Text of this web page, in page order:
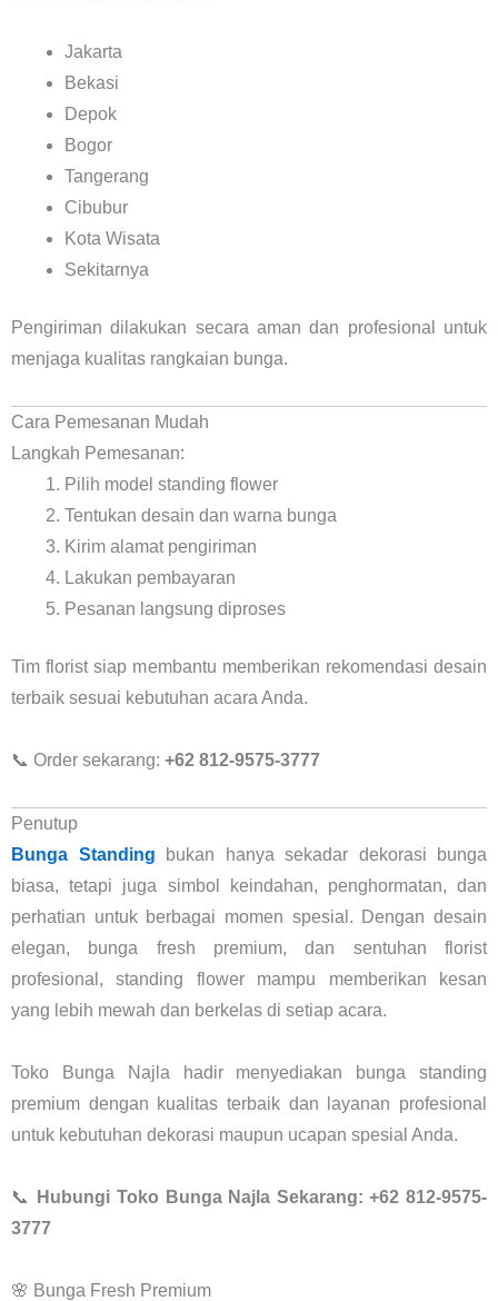
Jakarta
Bekasi
Depok
Bogor
Tangerang
Cibubur
Kota Wisata
Sekitarnya
Pengiriman dilakukan secara aman dan profesional untuk
menjaga kualitas rangkaian bunga.
Cara Pemesanan Mudah
Langkah Pemesanan:
Pilih model standing flower
Tentukan desain dan warna bunga
Kirim alamat pengiriman
Lakukan pembayaran
Pesanan langsung diproses
Tim florist siap membantu memberikan rekomendasi desain
terbaik sesuai kebutuhan acara Anda.
📞 Order sekarang: +62 812-9575-3777
Penutup
Bunga Standing bukan hanya sekadar dekorasi bunga
biasa, tetapi juga simbol keindahan, penghormatan, dan
perhatian untuk berbagai momen spesial. Dengan desain
elegan, bunga fresh premium, dan sentuhan florist
profesional, standing flower mampu memberikan kesan
yang lebih mewah dan berkelas di setiap acara.
Toko Bunga Najla hadir menyediakan bunga standing
premium dengan kualitas terbaik dan layanan profesional
untuk kebutuhan dekorasi maupun ucapan spesial Anda.
📞
Hubungi Toko Bunga Najla Sekarang: +62 812-9575-
3777
🌸 Bunga Fresh Premium